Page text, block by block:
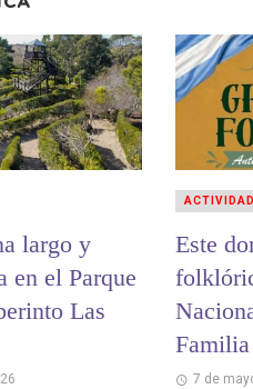
largo y
en el Parque
Las
Este
Familia
7 de